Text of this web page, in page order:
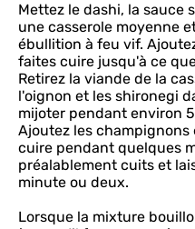
Mettez le dashi, la sauce
une casserole moyenne
ébullition à feu vif.
faites cuire jusqu'à ce
Retirez la viande de la
l'oignon et les shironegi
mijoter pendant environ
Ajoutez les champignons
cuire pendant quelques
préalablement cuits et
minute ou deux.
Lorsque la mixture